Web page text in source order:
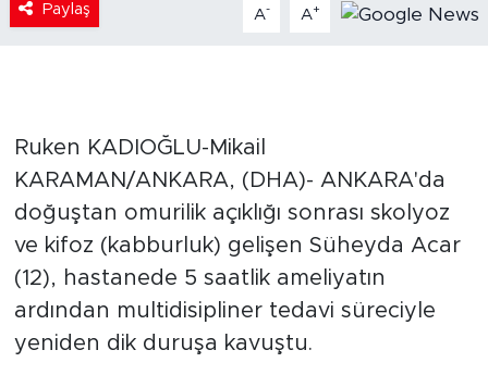
Paylaş A- A+
Ruken KADIOĞLU-Mikail
KARAMAN/ANKARA, (DHA)- ANKARA'da
doğuştan omurilik açıklığı sonrası skolyoz
ve kifoz (kabburluk) gelişen Süheyda Acar
(12), hastanede 5 saatlik ameliyatın
ardından multidisipliner tedavi süreciyle
yeniden dik duruşa kavuştu.